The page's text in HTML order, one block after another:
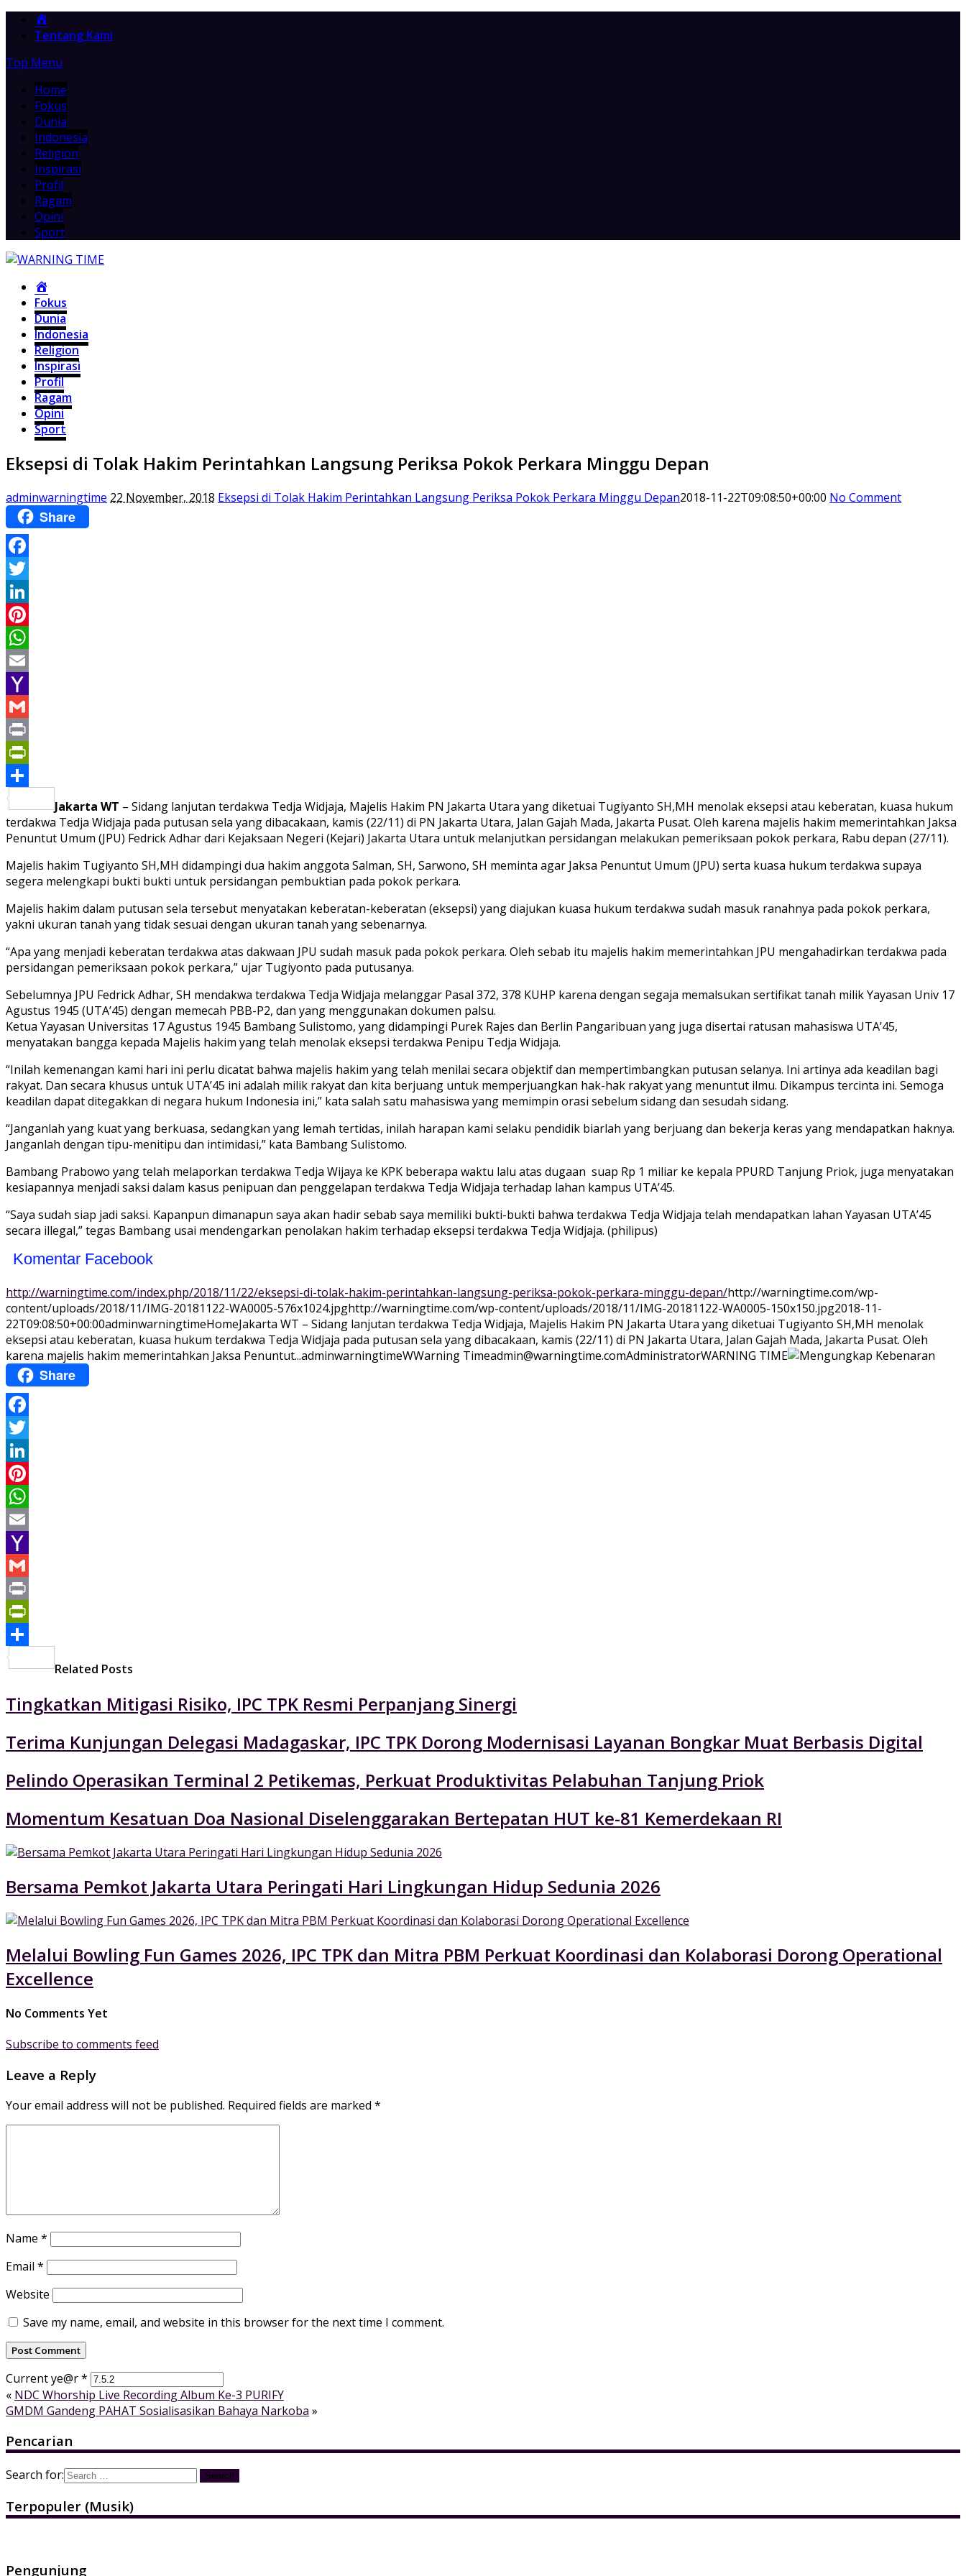
Tentang Kami
Top Menu
Home
Fokus
Dunia
Indonesia
Religion
Inspirasi
Profil
Ragam
Opini
Sport
Fokus
Dunia
Indonesia
Religion
Inspirasi
Profil
Ragam
Opini
Sport
Eksepsi di Tolak Hakim Perintahkan Langsung Periksa Pokok Perkara Minggu Depan
adminwarningtime 22 November, 2018 Eksepsi di Tolak Hakim Perintahkan Langsung Periksa Pokok Perkara Minggu Depan2018-11-22T09:08:50+00:00 No Comment
Share
Facebook
Twitter
LinkedIn
Pinterest
WhatsApp
Email
Yahoo
Mail
Gmail
Print
PrintFriendly
Share
Jakarta WT – Sidang lanjutan terdakwa Tedja Widjaja, Majelis Hakim PN Jakarta Utara yang diketuai Tugiyanto SH,MH menolak eksepsi atau keberatan, kuasa hukum
terdakwa Tedja Widjaja pada putusan sela yang dibacakaan, kamis (22/11) di PN Jakarta Utara, Jalan Gajah Mada, Jakarta Pusat. Oleh karena majelis hakim memerintahkan Jaksa
Penuntut Umum (JPU) Fedrick Adhar dari Kejaksaan Negeri (Kejari) Jakarta Utara untuk melanjutkan persidangan melakukan pemeriksaan pokok perkara, Rabu depan (27/11).
Majelis hakim Tugiyanto SH,MH didampingi dua hakim anggota Salman, SH, Sarwono, SH meminta agar Jaksa Penuntut Umum (JPU) serta kuasa hukum terdakwa supaya
segera melengkapi bukti bukti untuk persidangan pembuktian pada pokok perkara.
Majelis hakim dalam putusan sela tersebut menyatakan keberatan-keberatan (eksepsi) yang diajukan kuasa hukum terdakwa sudah masuk ranahnya pada pokok perkara,
yakni ukuran tanah yang tidak sesuai dengan ukuran tanah yang sebenarnya.
“Apa yang menjadi keberatan terdakwa atas dakwaan JPU sudah masuk pada pokok perkara. Oleh sebab itu majelis hakim memerintahkan JPU mengahadirkan terdakwa pada
persidangan pemeriksaan pokok perkara,” ujar Tugiyonto pada putusanya.
Sebelumnya JPU Fedrick Adhar, SH mendakwa terdakwa Tedja Widjaja melanggar Pasal 372, 378 KUHP karena dengan segaja memalsukan sertifikat tanah milik Yayasan Univ 17
Agustus 1945 (UTA’45) dengan memecah PBB-P2, dan yang menggunakan dokumen palsu.
Ketua Yayasan Universitas 17 Agustus 1945 Bambang Sulistomo, yang didampingi Purek Rajes dan Berlin Pangaribuan yang juga disertai ratusan mahasiswa UTA’45,
menyatakan bangga kepada Majelis hakim yang telah menolak eksepsi terdakwa Penipu Tedja Widjaja.
“Inilah kemenangan kami hari ini perlu dicatat bahwa majelis hakim yang telah menilai secara objektif dan mempertimbangkan putusan selanya. Ini artinya ada keadilan bagi
rakyat. Dan secara khusus untuk UTA’45 ini adalah milik rakyat dan kita berjuang untuk memperjuangkan hak-hak rakyat yang menuntut ilmu. Dikampus tercinta ini. Semoga
keadilan dapat ditegakkan di negara hukum Indonesia ini,” kata salah satu mahasiswa yang memimpin orasi sebelum sidang dan sesudah sidang.
“Janganlah yang kuat yang berkuasa, sedangkan yang lemah tertidas, inilah harapan kami selaku pendidik biarlah yang berjuang dan bekerja keras yang mendapatkan haknya.
Janganlah dengan tipu-menitipu dan intimidasi,” kata Bambang Sulistomo.
Bambang Prabowo yang telah melaporkan terdakwa Tedja Wijaya ke KPK beberapa waktu lalu atas dugaan suap Rp 1 miliar ke kepala PPURD Tanjung Priok, juga menyatakan
kesiapannya menjadi saksi dalam kasus penipuan dan penggelapan terdakwa Tedja Widjaja terhadap lahan kampus UTA’45.
“Saya sudah siap jadi saksi. Kapanpun dimanapun saya akan hadir sebab saya memiliki bukti-bukti bahwa terdakwa Tedja Widjaja telah mendapatkan lahan Yayasan UTA’45
secara illegal,” tegas Bambang usai mendengarkan penolakan hakim terhadap eksepsi terdakwa Tedja Widjaja. (philipus)
Komentar Facebook
http://warningtime.com/index.php/2018/11/22/eksepsi-di-tolak-hakim-perintahkan-langsung-periksa-pokok-perkara-minggu-depan/http://warningtime.com/wp-
content/uploads/2018/11/IMG-20181122-WA0005-576x1024.jpghttp://warningtime.com/wp-content/uploads/2018/11/IMG-20181122-WA0005-150x150.jpg2018-11-
22T09:08:50+00:00adminwarningtimeHomeJakarta WT – Sidang lanjutan terdakwa Tedja Widjaja, Majelis Hakim PN Jakarta Utara yang diketuai Tugiyanto SH,MH menolak
eksepsi atau keberatan, kuasa hukum terdakwa Tedja Widjaja pada putusan sela yang dibacakaan, kamis (22/11) di PN Jakarta Utara, Jalan Gajah Mada, Jakarta Pusat. Oleh
karena majelis hakim memerintahkan Jaksa Penuntut...adminwarningtimeWWarning Timeadmin@warningtime.comAdministratorWARNING TIME
Share
Facebook
Twitter
LinkedIn
Pinterest
WhatsApp
Email
Yahoo
Mail
Gmail
Print
PrintFriendly
Related Posts
Tingkatkan Mitigasi Risiko, IPC TPK Resmi Perpanjang Sinergi
Terima Kunjungan Delegasi Madagaskar, IPC TPK Dorong Modernisasi Layanan Bongkar Muat Berbasis Digital
Pelindo Operasikan Terminal 2 Petikemas, Perkuat Produktivitas Pelabuhan Tanjung Priok
Momentum Kesatuan Doa Nasional Diselenggarakan Bertepatan HUT ke-81 Kemerdekaan RI
Bersama Pemkot Jakarta Utara Peringati Hari Lingkungan Hidup Sedunia 2026
Melalui Bowling Fun Games 2026, IPC TPK dan Mitra PBM Perkuat Koordinasi dan Kolaborasi Dorong Operational
Excellence
No Comments Yet
Subscribe to comments feed
Leave a Reply
Your email address will not be published. Required fields are marked *
Name *
Email *
Website
Save my name, email, and website in this browser for the next time I comment.
Current ye@r*
« NDC Whorship Live Recording Album Ke-3 PURIFY
GMDM Gandeng PAHAT Sosialisasikan Bahaya Narkoba »
Pencarian
Search for:
Terpopuler (Musik)
Pengunjung